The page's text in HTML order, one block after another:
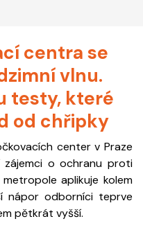
centra se
vlnu.
testy, které
od chřipky
center v Praze
o ochranu proti
aplikuje kolem
nápor odborníci teprve
pětkrát vyšší.